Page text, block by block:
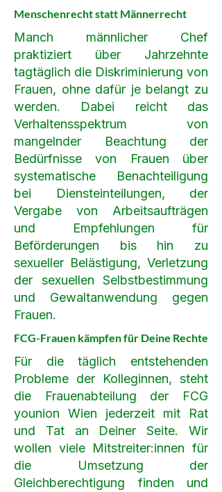
Menschenrecht statt Männerrecht
Manch männlicher Chef
praktiziert über Jahrzehnte
tagtäglich die Diskriminierung von
Frauen, ohne dafür je belangt zu
werden. Dabei reicht das
Verhaltensspektrum von
mangelnder Beachtung der
Bedürfnisse von Frauen über
systematische Benachteiligung
bei Diensteinteilungen, der
Vergabe von Arbeitsaufträgen
und Empfehlungen für
Beförderungen bis hin zu
sexueller Belästigung, Verletzung
der sexuellen Selbstbestimmung
und Gewaltanwendung gegen
Frauen.
FCG-Frauen kämpfen für Deine Rechte
Für die täglich entstehenden
Probleme der Kolleginnen, steht
die Frauenabteilung der FCG
younion Wien jederzeit mit Rat
und Tat an Deiner Seite. Wir
wollen viele Mitstreiter:innen für
die Umsetzung der
Gleichberechtigung finden und